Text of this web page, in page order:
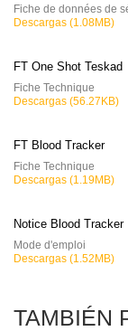
Fiche de données de
Descargas (1.08MB)
FT One Shot Teskad
Fiche Technique
Descargas (56.27KB)
FT Blood Tracker
Fiche Technique
Descargas (1.19MB)
Notice Blood Tracker
Mode d'emploi
Descargas (1.52MB)
TAMBIÉN